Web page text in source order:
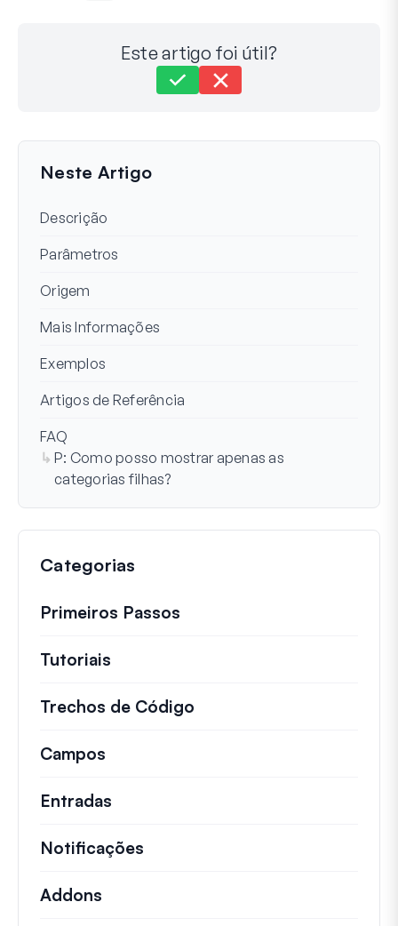
Este artigo foi útil?
Última Atualização em 24 de maio de 2024
Neste Artigo
Descrição
Parâmetros
Origem
Mais Informações
Exemplos
Artigos de Referência
FAQ
P: Como posso mostrar apenas as
categorias filhas?
Categorias
Primeiros Passos
Tutoriais
Trechos de Código
Campos
Entradas
Notificações
Addons